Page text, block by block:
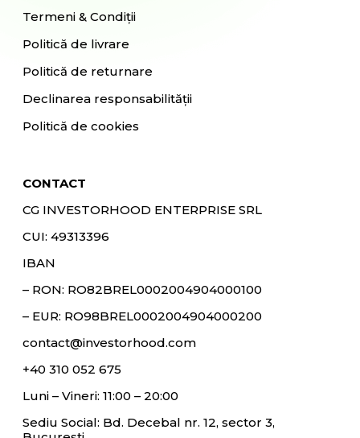
Termeni & Condiții
Politică de livrare
Politică de returnare
Declinarea responsabilității
Politică de cookies
CONTACT
CG INVESTORHOOD ENTERPRISE SRL
CUI: 49313396
IBAN
– RON: RO82BREL0002004904000100
– EUR: RO98BREL0002004904000200
contact@investorhood.com
+40 310 052 675
Luni – Vineri: 11:00 – 20:00
Sediu Social: Bd. Decebal nr. 12, sector 3,